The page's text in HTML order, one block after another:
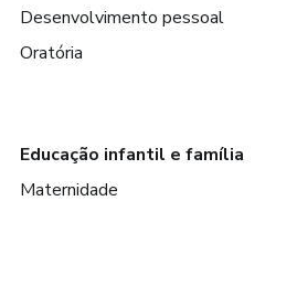
Desenvolvimento pessoal
Oratória
Educação infantil e família
Maternidade